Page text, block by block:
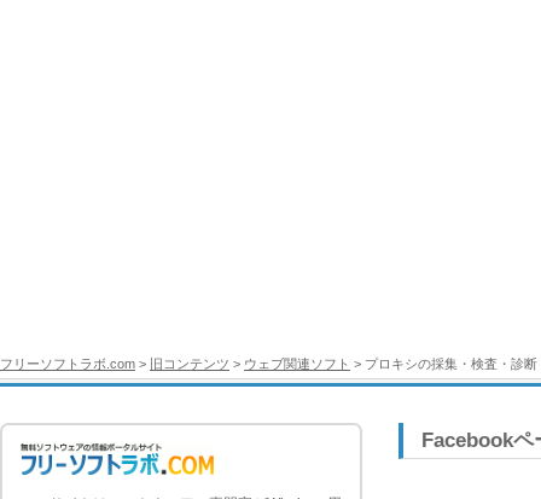
フリーソフトラボ.com > 旧コンテンツ > ウェブ関連ソフト > プロキシの採集・検査・診
Facebookペ